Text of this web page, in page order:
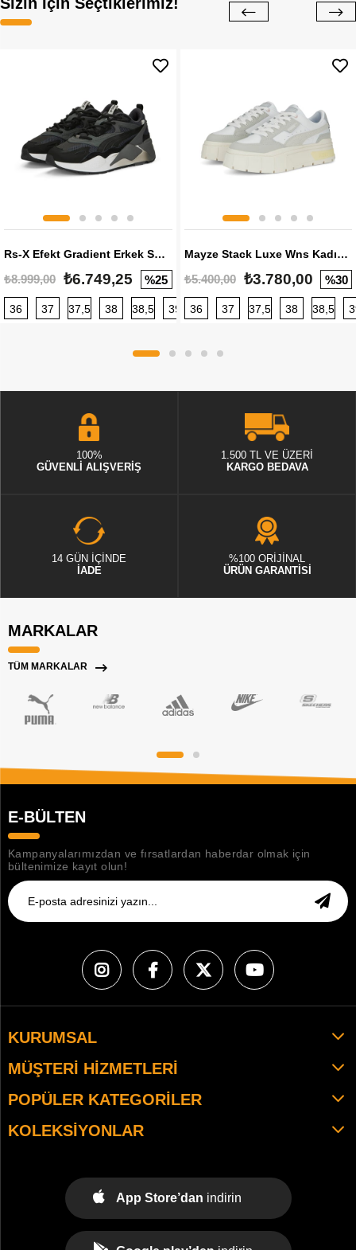
Rs-X Efekt Gradient Erkek Sneaker
₺8.999,00 ₺6.749,25 %25
36 37 37,5 38 38,5 39 40 40,5 41 42 42,5
Mayze Stack Luxe Wns Kadın Sneaker
₺5.400,00 ₺3.780,00 %30
36 37 37,5 38 38,5
100%
GÜVENLİ ALIŞVERİŞ
1.500 TL VE ÜZERİ
KARGO BEDAVA
14 GÜN İÇİNDE
İADE
%100 ORİJİNAL
ÜRÜN GARANTİSİ
MARKALAR
TÜM MARKALAR
E-BÜLTEN
Kampanyalarımızdan ve fırsatlardan haberdar olmak için
bültenimize kayıt olun!
KURUMSAL
MÜŞTERI HIZMETLERI
POPÜLER KATEGORILER
KOLEKSIYONLAR
App Store’dan indirin